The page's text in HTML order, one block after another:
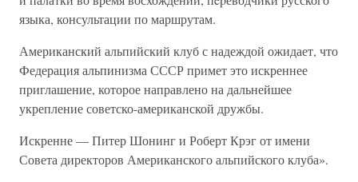
языка, консультации по маршрутам.
Американский альпийский клуб с надеждой ожидает, что
Федерация альпинизма СССР примет это искреннее
приглашение, которое направлено на дальнейшее
укрепление советско-американской дружбы.
Искренне — Питер Шонинг и Роберт Крэг от имени
Совета директоров Американского альпийского клуба».